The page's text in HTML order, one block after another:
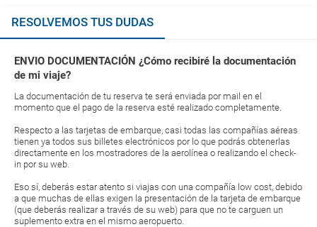
RESOLVEMOS TUS DUDAS
ENVIO DOCUMENTACIÓN ¿Cómo recibiré la documentación
de mi viaje?
La documentación de tu reserva te será enviada por mail en el
momento que el pago de la reserva esté realizado completamente.
Respecto a las tarjetas de embarque, casi todas las compañías aéreas
tienen ya todos sus billetes electrónicos por lo que podrás obtenerlas
directamente en los mostradores de la aerolínea o realizando el check-
in por su web.
Eso sí, deberás estar atento si viajas con una compañía low cost, debido
a que muchas de ellas exigen la presentación de la tarjeta de embarque
(que deberás realizar a través de su web) para que no te carguen un
suplemento extra en el mismo aeropuerto.